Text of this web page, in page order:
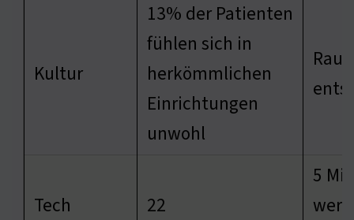
Kultur
13% der Patienten
fühlen sich in
herkömmlichen
Einrichtungen
unwohl
Tech 22
5